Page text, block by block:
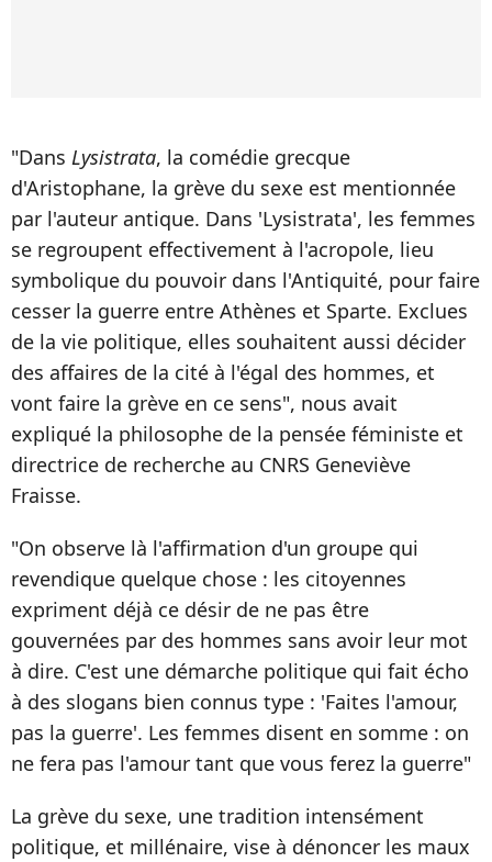
"Dans Lysistrata, la comédie grecque
d'Aristophane, la grève du sexe est mentionnée
par l'auteur antique. Dans 'Lysistrata', les femmes
se regroupent effectivement à l'acropole, lieu
symbolique du pouvoir dans l'Antiquité, pour faire
cesser la guerre entre Athènes et Sparte. Exclues
de la vie politique, elles souhaitent aussi décider
des affaires de la cité à l'égal des hommes, et
vont faire la grève en ce sens", nous avait
expliqué la philosophe de la pensée féministe et
directrice de recherche au CNRS Geneviève
Fraisse.
"On observe là l'affirmation d'un groupe qui
revendique quelque chose : les citoyennes
expriment déjà ce désir de ne pas être
gouvernées par des hommes sans avoir leur mot
à dire. C'est une démarche politique qui fait écho
à des slogans bien connus type : 'Faites l'amour,
pas la guerre'. Les femmes disent en somme : on
ne fera pas l'amour tant que vous ferez la guerre"
La grève du sexe, une tradition intensément
politique, et millénaire, vise à dénoncer les maux